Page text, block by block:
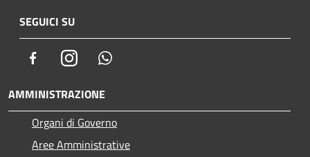
SEGUICI SU
FacebookInstagram
AMMINISTRAZIONE
Organi di Governo
Aree Amministrative